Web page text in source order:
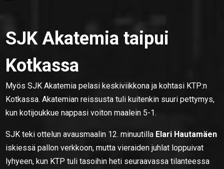
SJK Akatemia taipui
Kotkassa
Myös SJK Akatemia pelasi keskiviikkona ja kohtasi KTP:n
Kotkassa. Akatemian reissusta tuli kuitenkin suuri pettymys,
kun kotijoukkue nappasi voiton maalein 5-1.
SJK teki ottelun avausmaalin 12. minuutilla Elari Hautamäen
iskiessä pallon verkkoon, mutta vieraiden juhlat loppuivat
lyhyeen, kun KTP tuli tasoihin heti seuraavassa tilanteessa